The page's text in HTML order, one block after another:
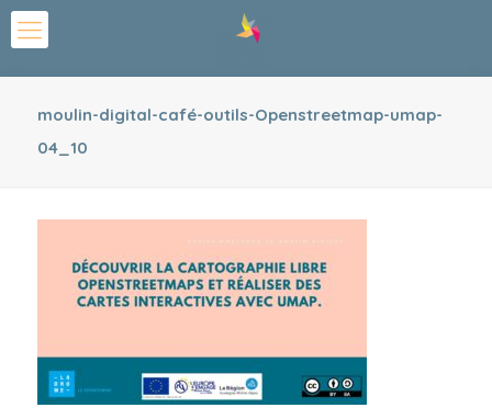
moulin-digital-café-outils-Openstreetmap-umap-
04_10